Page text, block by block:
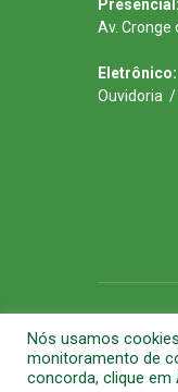
Presencial:
Av. Cronge
Eletrônico:
Ouvidoria /
Nós usamos
monitoramento de
concorda, clique em